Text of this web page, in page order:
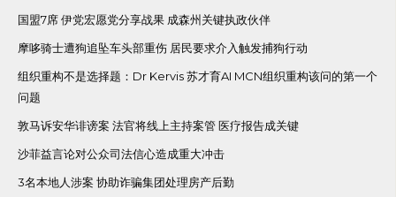
国盟7席 伊党宏愿党分享战果 成森州关键执政伙伴
摩哆骑士遭狗追坠车头部重伤 居民要求介入触发捕狗行动
组织重构不是选择题：Dr Kervis 苏才育AI MCN组织重构该问的第一个
问题
敦马诉安华诽谤案 法官将线上主持案管 医疗报告成关键
沙菲益言论对公众司法信心造成重大冲击
3名本地人涉案 协助诈骗集团处理房产后勤